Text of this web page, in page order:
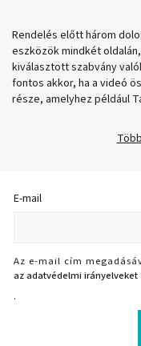
Rendelés előtt három
eszközök mindkét
kiválasztott szabvány
fontos akkor, ha a videó
része, amelyhez például
E-mail
Az e-mail cím
az adatvédelmi irányelveket
.